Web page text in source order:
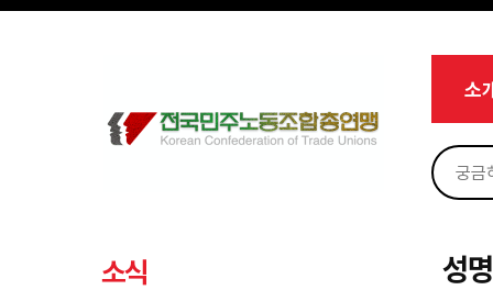
메뉴 건너뛰기
소
소식 성
Sketchbook5, 스케치북5